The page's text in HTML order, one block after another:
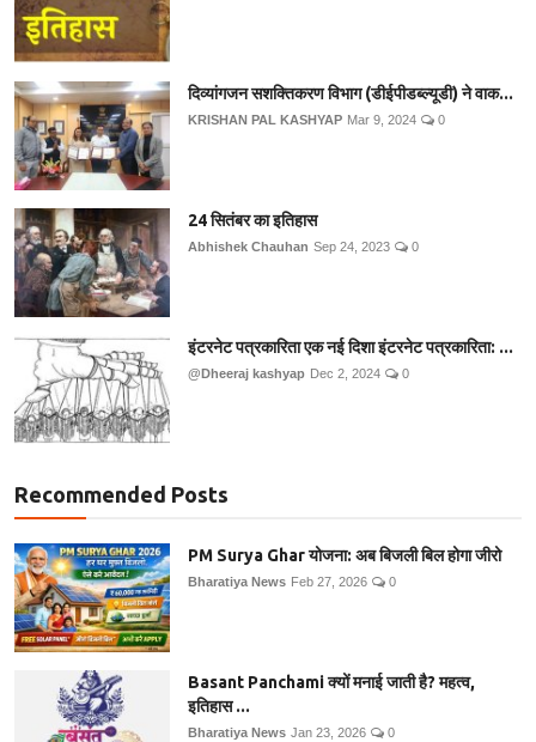
दिव्यांगजन सशक्तिकरण विभाग (डीईपीडब्ल्यूडी) ने वाक...
KRISHAN PAL KASHYAP Mar 9, 2024 0
24 सितंबर का इतिहास
Abhishek Chauhan Sep 24, 2023 0
इंटरनेट पत्रकारिता एक नई दिशा इंटरनेट पत्रकारिता: ...
@Dheeraj kashyap Dec 2, 2024 0
Recommended Posts
PM Surya Ghar योजना: अब बिजली बिल होगा जीरो
Bharatiya News Feb 27, 2026 0
Basant Panchami क्यों मनाई जाती है? महत्व,
इतिहास ...
Bharatiya News Jan 23, 2026 0